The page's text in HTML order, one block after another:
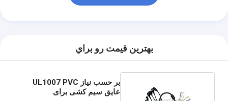
بهترين قيمت رو براي
بر حسب نیاز UL1007 PVC
عایق سیم کشی برای